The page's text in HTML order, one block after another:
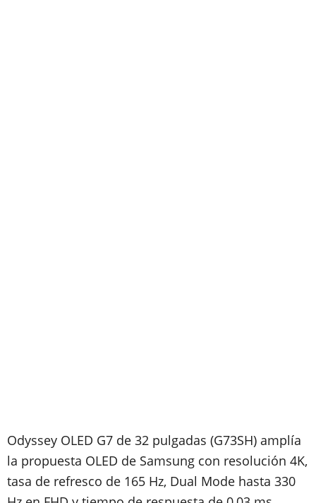
Odyssey OLED G7 de 32 pulgadas (G73SH) amplía
la propuesta OLED de Samsung con resolución 4K,
tasa de refresco de 165 Hz, Dual Mode hasta 330